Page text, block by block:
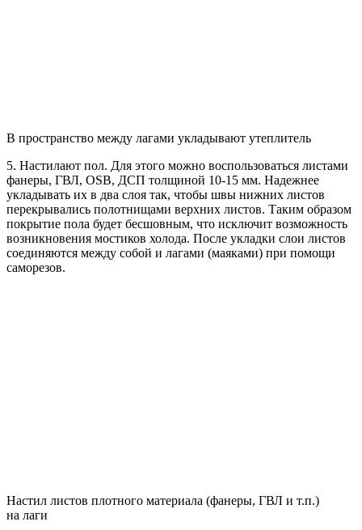
В пространство между лагами укладывают утеплитель
5. Настилают пол. Для этого можно воспользоваться листами
фанеры, ГВЛ, OSB, ДСП толщиной 10-15 мм. Надежнее
укладывать их в два слоя так, чтобы швы нижних листов
перекрывались полотнищами верхних листов. Таким образом
покрытие пола будет бесшовным, что исключит возможность
возникновения мостиков холода. После укладки слои листов
соединяются между собой и лагами (маяками) при помощи
саморезов.
Настил листов плотного материала (фанеры, ГВЛ и т.п.)
на лаги